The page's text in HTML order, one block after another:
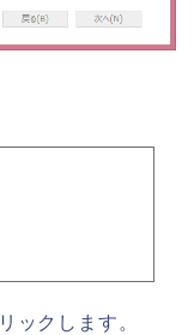
ックします。